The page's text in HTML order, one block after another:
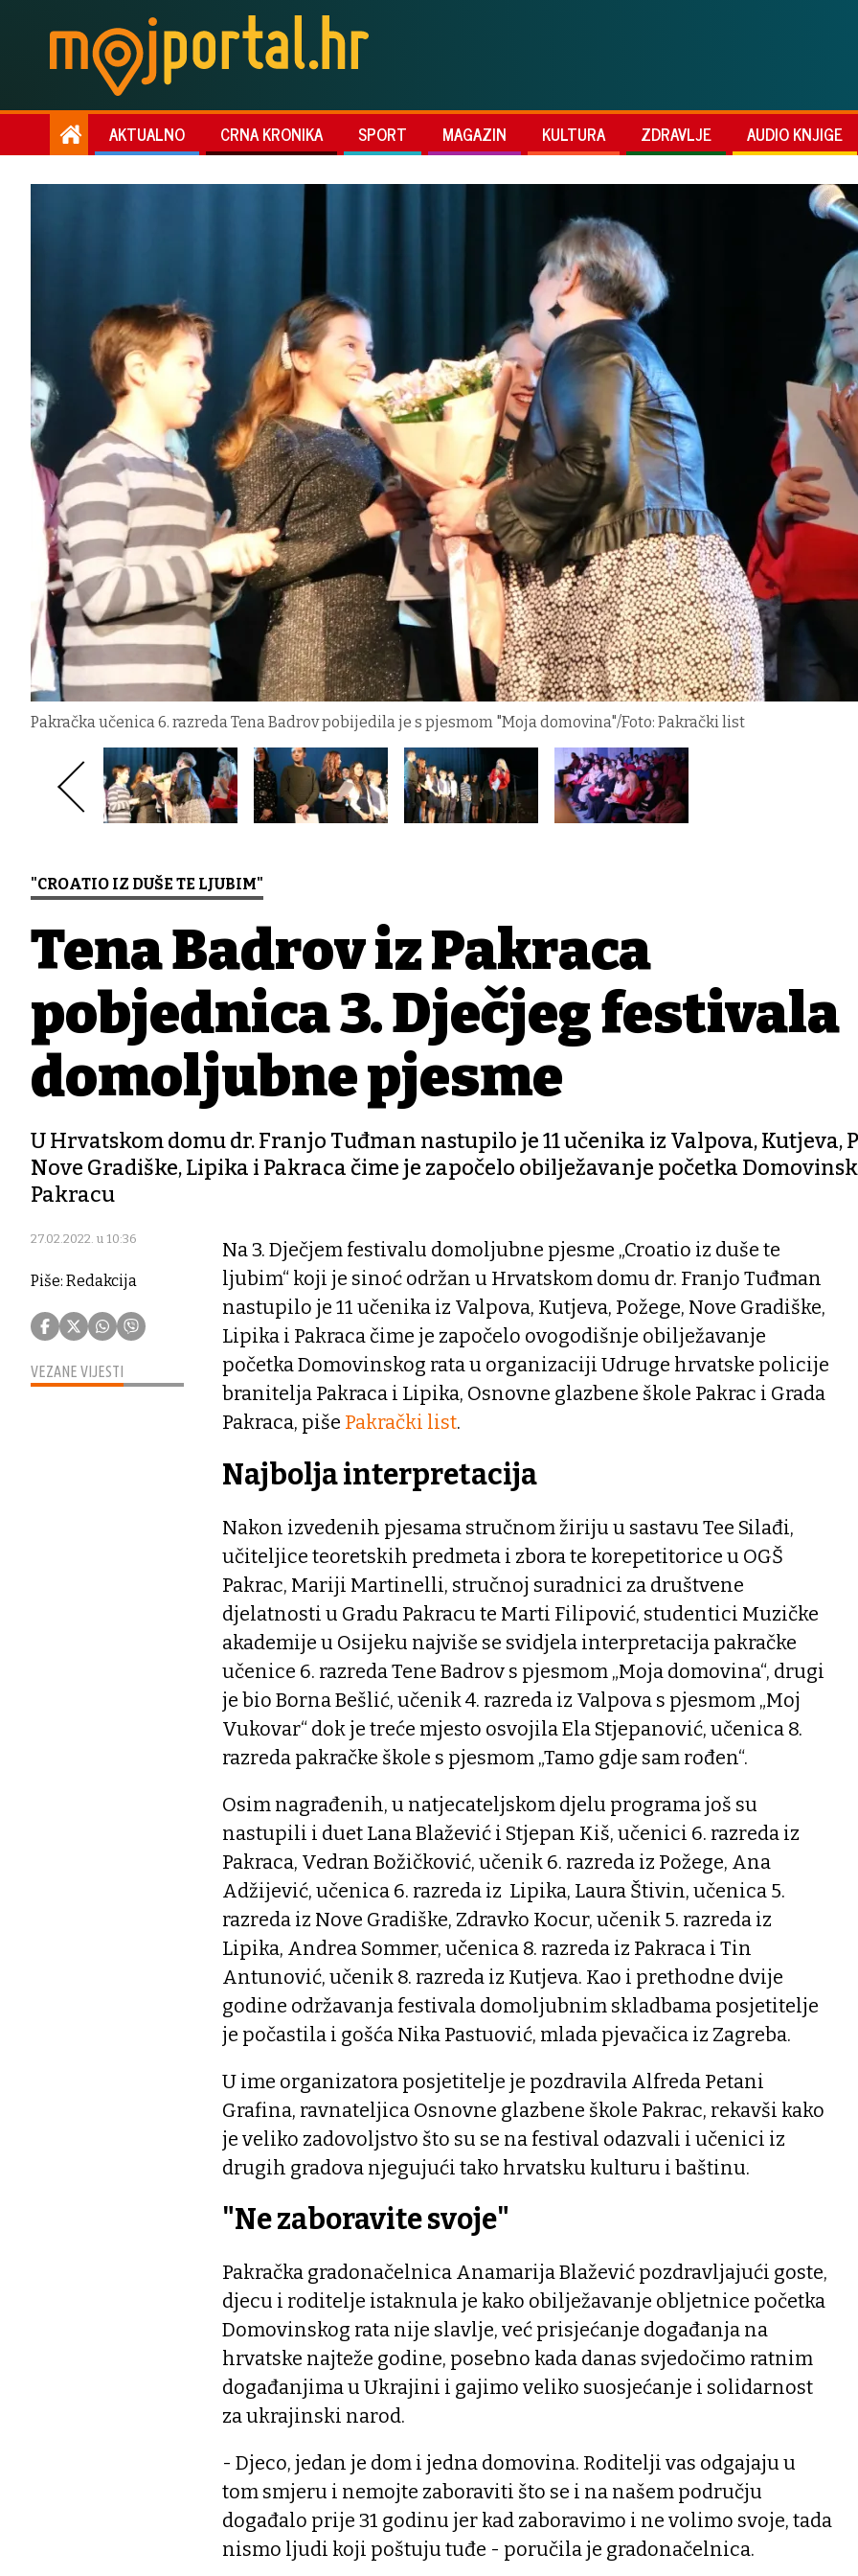
AKTUALNO CRNA KRONIKA SPORT MAGAZIN KULTURA ZDRAVLJE AUDIO KNJIGE
Pakračka učenica 6. razreda Tena Badrov pobijedila je s pjesmom "Moja domovina"/Foto: Pakrački list
"CROATIO IZ DUŠE TE LJUBIM"
Tena Badrov iz Pakraca
pobjednica 3. Dječjeg festivala
domoljubne pjesme
U Hrvatskom domu dr. Franjo Tuđman nastupilo je 11 učenika iz Valpova, Kutjeva,
Nove Gradiške, Lipika i Pakraca čime je započelo obilježavanje početka
Pakracu
27.02.2022. u 10:36
Piše: Redakcija
VEZANE VIJESTI
Na 3. Dječjem festivalu domoljubne pjesme „Croatio iz duše te
ljubim“ koji je sinoć održan u Hrvatskom domu dr. Franjo Tuđman
nastupilo je 11 učenika iz Valpova, Kutjeva, Požege, Nove Gradiške,
Lipika i Pakraca čime je započelo ovogodišnje obilježavanje
početka Domovinskog rata u organizaciji Udruge hrvatske policije
branitelja Pakraca i Lipika, Osnovne glazbene škole Pakrac i Grada
Pakraca, piše Pakrački list.
Najbolja interpretacija
Nakon izvedenih pjesama stručnom žiriju u sastavu Tee Silađi,
učiteljice teoretskih predmeta i zbora te korepetitorice u OGŠ
Pakrac, Mariji Martinelli, stručnoj suradnici za društvene
djelatnosti u Gradu Pakracu te Marti Filipović, studentici Muzičke
akademije u Osijeku najviše se svidjela interpretacija pakračke
učenice 6. razreda Tene Badrov s pjesmom „Moja domovina“, drugi
je bio Borna Bešlić, učenik 4. razreda iz Valpova s pjesmom „Moj
Vukovar“ dok je treće mjesto osvojila Ela Stjepanović, učenica 8.
razreda pakračke škole s pjesmom „Tamo gdje sam rođen“.
Osim nagrađenih, u natjecateljskom djelu programa još su
nastupili i duet Lana Blažević i Stjepan Kiš, učenici 6. razreda iz
Pakraca, Vedran Božičković, učenik 6. razreda iz Požege, Ana
Adžijević, učenica 6. razreda iz Lipika, Laura Štivin, učenica 5.
razreda iz Nove Gradiške, Zdravko Kocur, učenik 5. razreda iz
Lipika, Andrea Sommer, učenica 8. razreda iz Pakraca i Tin
Antunović, učenik 8. razreda iz Kutjeva. Kao i prethodne dvije
godine održavanja festivala domoljubnim skladbama posjetitelje
je počastila i gošća Nika Pastuović, mlada pjevačica iz Zagreba.
U ime organizatora posjetitelje je pozdravila Alfreda Petani
Grafina, ravnateljica Osnovne glazbene škole Pakrac, rekavši kako
je veliko zadovoljstvo što su se na festival odazvali i učenici iz
drugih gradova njegujući tako hrvatsku kulturu i baštinu.
"Ne zaboravite svoje"
Pakračka gradonačelnica Anamarija Blažević pozdravljajući goste,
djecu i roditelje istaknula je kako obilježavanje obljetnice početka
Domovinskog rata nije slavlje, već prisjećanje događanja na
hrvatske najteže godine, posebno kada danas svjedočimo ratnim
događanjima u Ukrajini i gajimo veliko suosjećanje i solidarnost
za ukrajinski narod.
- Djeco, jedan je dom i jedna domovina. Roditelji vas odgajaju u
tom smjeru i nemojte zaboraviti što se i na našem području
događalo prije 31 godinu jer kad zaboravimo i ne volimo svoje, tada
nismo ljudi koji poštuju tuđe - poručila je gradonačelnica.